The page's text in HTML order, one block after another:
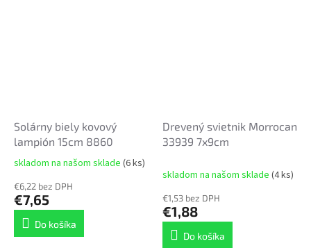
Solárny biely kovový
lampión 15cm 8860
Priemerné
produktu
je
5,0
skladom na našom sklade (6 ks)
€6,22 bez DPH
€7,65
Do košíka
Drevený svietnik Morrocan
33939 7x9cm
skladom na našom sklade (4 ks)
€1,53 bez DPH
€1,88
Do košíka